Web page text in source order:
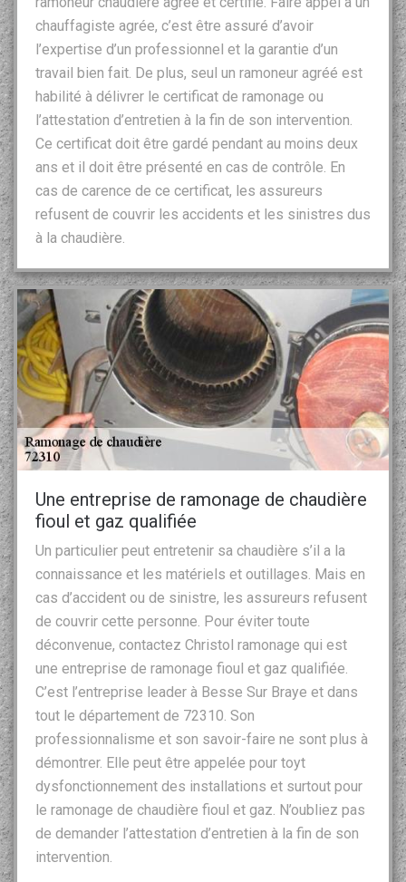
chauffagiste agrée, c’est être assuré d’avoir
l’expertise d’un professionnel et la garantie d’un
travail bien fait. De plus, seul un ramoneur agréé est
habilité à délivrer le certificat de ramonage ou
l’attestation d’entretien à la fin de son intervention.
Ce certificat doit être gardé pendant au moins deux
ans et il doit être présenté en cas de contrôle. En
cas de carence de ce certificat, les assureurs
refusent de couvrir les accidents et les sinistres dus
à la chaudière.
Une entreprise de ramonage de chaudière
fioul et gaz qualifiée
Un particulier peut entretenir sa chaudière s’il a la
connaissance et les matériels et outillages. Mais en
cas d’accident ou de sinistre, les assureurs refusent
de couvrir cette personne. Pour éviter toute
déconvenue, contactez Christol ramonage qui est
une entreprise de ramonage fioul et gaz qualifiée.
C’est l’entreprise leader à Besse Sur Braye et dans
tout le département de 72310. Son
professionnalisme et son savoir-faire ne sont plus à
démontrer. Elle peut être appelée pour toyt
dysfonctionnement des installations et surtout pour
le ramonage de chaudière fioul et gaz. N’oubliez pas
de demander l’attestation d’entretien à la fin de son
intervention.